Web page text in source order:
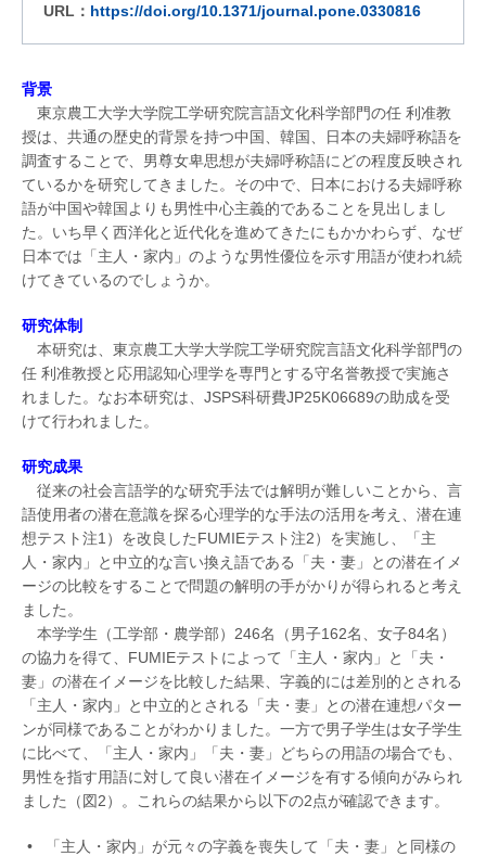
URL： https://doi.org/10.1371/journal.pone.0330816
背景
東京農工大学大学院工学研究院言語文化科学部門の任 利准教
授は、共通の歴史的背景を持つ中国、韓国、日本の夫婦呼称語を
調査することで、男尊女卑思想が夫婦呼称語にどの程度反映され
ているかを研究してきました。その中で、日本における夫婦呼称
語が中国や韓国よりも男性中心主義的であることを見出しまし
た。いち早く西洋化と近代化を進めてきたにもかかわらず、なぜ
日本では「主人・家内」のような男性優位を示す用語が使われ続
けてきているのでしょうか。
研究体制
本研究は、東京農工大学大学院工学研究院言語文化科学部門の
任 利准教授と応用認知心理学を専門とする守名誉教授で実施さ
れました。なお本研究は、JSPS科研費JP25K06689の助成を受
けて行われました。
研究成果
従来の社会言語学的な研究手法では解明が難しいことから、言
語使用者の潜在意識を探る心理学的な手法の活用を考え、潜在連
想テスト注1）を改良したFUMIEテスト注2）を実施し、「主
人・家内」と中立的な言い換え語である「夫・妻」との潜在イメ
ージの比較をすることで問題の解明の手がかりが得られると考え
ました。
本学学生（工学部・農学部）246名（男子162名、女子84名）
の協力を得て、FUMIEテストによって「主人・家内」と「夫・
妻」の潜在イメージを比較した結果、字義的には差別的とされる
「主人・家内」と中立的とされる「夫・妻」との潜在連想パター
ンが同様であることがわかりました。一方で男子学生は女子学生
に比べて、「主人・家内」「夫・妻」どちらの用語の場合でも、
男性を指す用語に対して良い潜在イメージを有する傾向がみられ
ました（図2）。これらの結果から以下の2点が確認できます。
「主人・家内」が元々の字義を喪失して「夫・妻」と同様の